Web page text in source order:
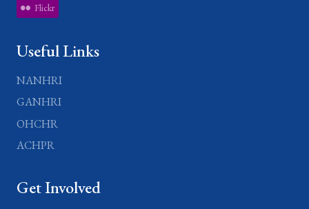
Flickr
Useful Links
NANHRI
GANHRI
OHCHR
ACHPR
Get Involved